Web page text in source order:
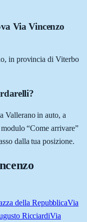
Via Vincenzo
in provincia di Viterbo
Vallerano in auto, a
“Come arrivare”
dalla tua posizione.
della RepubblicaVia
RicciardiVia